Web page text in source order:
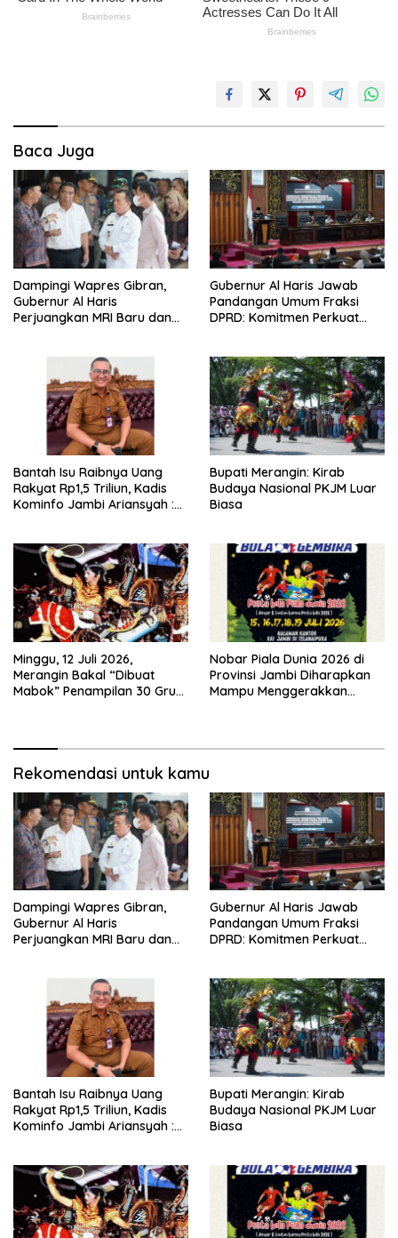
Baca Juga
Dampingi Wapres Gibran,
Gubernur Al Haris
Perjuangkan MRI Baru dan
Gubernur Al Haris Jawab
Pandangan Umum Fraksi
DPRD: Komitmen Perkuat
Bantah Isu Raibnya Uang
Rakyat Rp1,5 Triliun, Kadis
Kominfo Jambi Ariansyah :
Sejak 2002
Bupati Merangin: Kirab
Budaya Nasional PKJM Luar
Biasa
Minggu, 12 Juli 2026,
Merangin Bakal “Dibuat
Mabok” Penampilan 30 Grup
Nobar Piala Dunia 2026 di
Provinsi Jambi Diharapkan
Mampu Menggerakkan
Rekomendasi untuk kamu
Dampingi Wapres Gibran,
Gubernur Al Haris
Perjuangkan MRI Baru dan
Gubernur Al Haris Jawab
Pandangan Umum Fraksi
DPRD: Komitmen Perkuat
Bantah Isu Raibnya Uang
Rakyat Rp1,5 Triliun, Kadis
Kominfo Jambi Ariansyah :
Sejak 2002
Bupati Merangin: Kirab
Budaya Nasional PKJM Luar
Biasa